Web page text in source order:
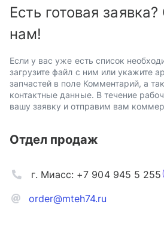
Есть готовая
нам!
Если у вас уже есть список
загрузите файл с ним или укажите
запчастей в поле Комментарий, а
контактные данные. В течение
вашу заявку и отправим вам
Отдел продаж
order@mteh74.ru
г. Миасс: +7 904 945 5 255